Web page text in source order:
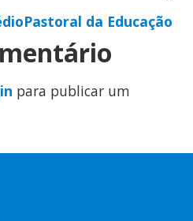
Pastoral da Educação
para publicar um